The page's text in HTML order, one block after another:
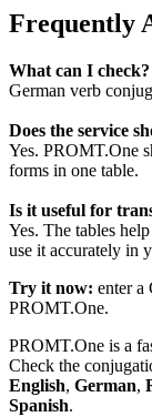
Frequently
What can I check?
German verb
Does the service
Yes. PROMT.One
forms in one table.
Is it useful for
Yes. The tables
use it accurately in
Try it now: enter a
PROMT.One.
PROMT.One is a
Check the
English, German,
Spanish.